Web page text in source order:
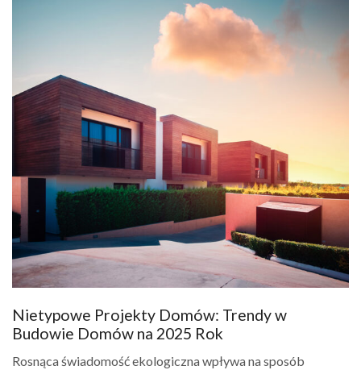
Nietypowe Projekty Domów: Trendy w
Budowie Domów na 2025 Rok
Rosnąca świadomość ekologiczna wpływa na sposób